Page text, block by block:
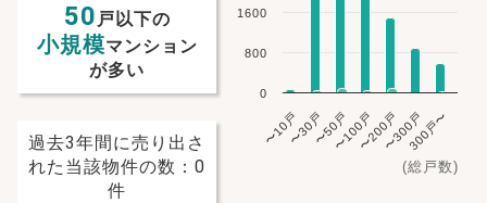
50 戸以下の
小規模マンション
が多い
過去3年間に売り出さ
れた当該物件の数：0
件
(総戸数)
〜10戸〜30戸〜50戸〜100戸〜200戸〜300戸300戸〜
0
800
1600